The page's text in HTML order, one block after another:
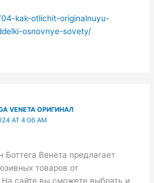
kak-otlichit-originalnuyu-
osnovnye-sovety/
VENETA ОРИГИНАЛ
AT 4:06 AM
Боттега Венета предлагает
товаров от
На сайте вы сможете выбрать и